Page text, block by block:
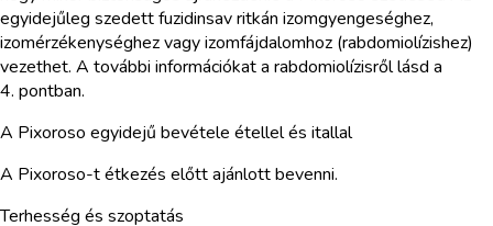
egyidejűleg szedett fuzidinsav ritkán izomgyengeséghez,
izomérzékenységhez vagy izomfájdalomhoz (rabdomiolízishez)
vezethet. A további információkat a rabdomiolízisről lásd a
4. pontban.
A Pixoroso egyidejű bevétele étellel és itallal
A Pixoroso-t étkezés előtt ajánlott bevenni.
Terhesség és szoptatás